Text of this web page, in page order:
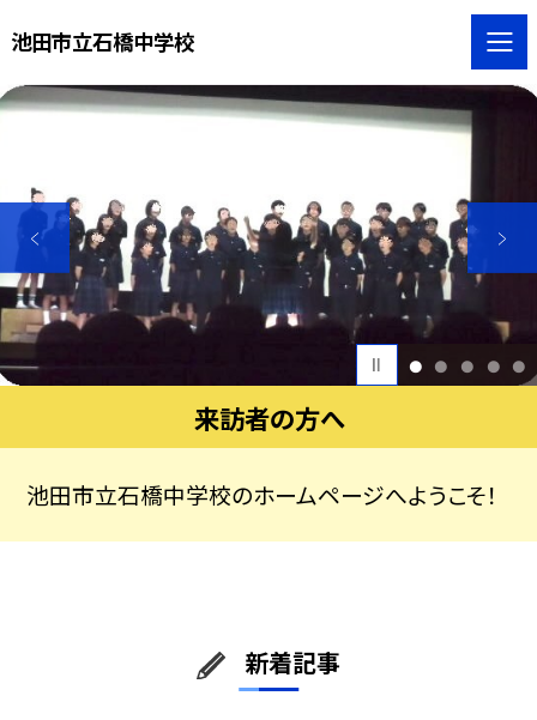
池田市立石橋中学校
1 2 3 4 5
来訪者の方へ
池田市立石橋中学校のホームページへようこそ！
新着記事